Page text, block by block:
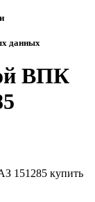
данных
ВПК